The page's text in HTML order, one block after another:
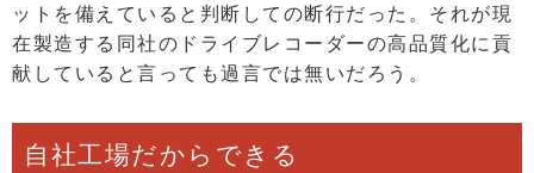
ットを備えていると判断しての断行だった。それが現
在製造する同社のドライブレコーダーの高品質化に貢
献していると言っても過言では無いだろう。
自社工場だからできる